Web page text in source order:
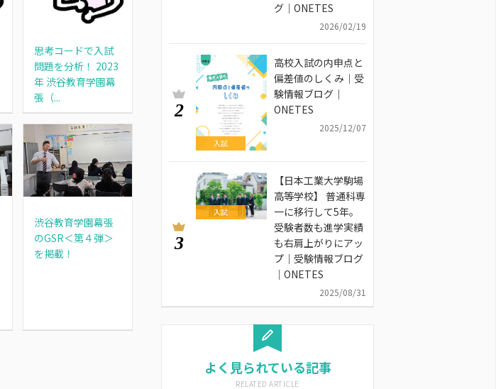
思考コードで入試
問題を分析！ 2023
年 渋谷教育学園幕
張（...
渋谷教育学園幕張
のGSR＜第４弾＞
を掲載！
グ｜ONETES
2026/02/19
2
入試
高校入試の内申点と
偏差値のしくみ｜受
験情報ブログ｜
ONETES
2025/12/07
3
入試
【日本工業大学駒場
高等学校】 普通科専
一に移行して5年。
受験者数も進学実績
も右肩上がりにアッ
プ｜受験情報ブログ
｜ONETES
2025/08/31
よく見られている記事